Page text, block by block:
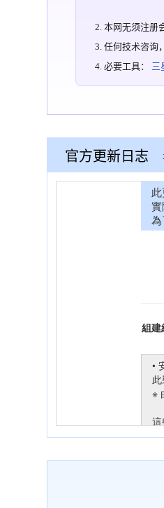
本网无须注册
任何技术咨询
必要工具： 三
官方更新日志